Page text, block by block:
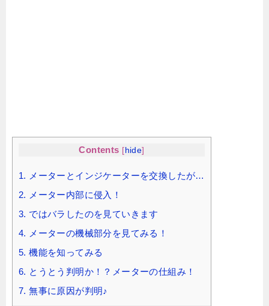
Contents [ hide]
1. メーターとインジケーターを交換したが…
2. メーター内部に侵入！
3. ではバラしたのを見ていきます
4. メーターの機械部分を見てみる！
5. 機能を知ってみる
6. とうとう判明か！？メーターの仕組み！
7. 無事に原因が判明♪